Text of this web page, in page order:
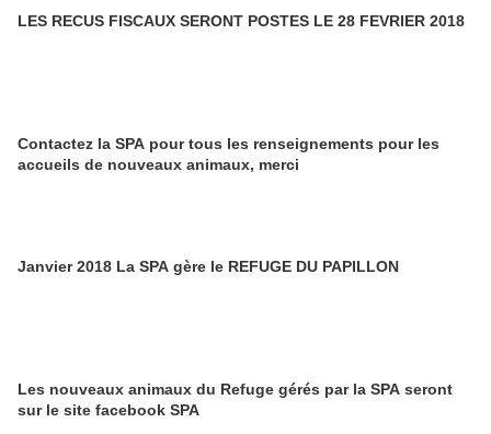
LES RECUS FISCAUX SERONT POSTES LE 28 FEVRIER 2018
Contactez la SPA pour tous les renseignements pour les
accueils de nouveaux animaux, merci
Janvier 2018 La SPA gère le REFUGE DU PAPILLON
Les nouveaux animaux du Refuge gérés par la SPA seront
sur le site facebook SPA